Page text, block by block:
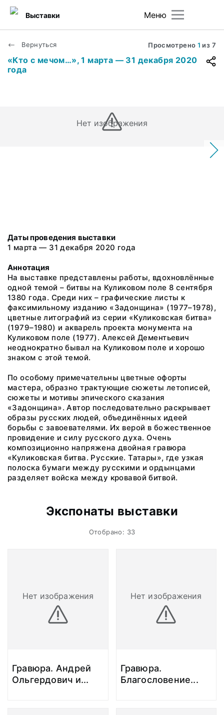
Меню
Выставки
Вернуться Просмотрено 1 из 7
«Кто с мечом…», 1 марта — 31 декабря 2020
года
Нет изображения
Даты проведения выставки
1 марта — 31 декабря 2020 года
Аннотация
На выставке представлены работы, вдохновлённые
одной темой – битвы на Куликовом поле 8 сентября
1380 года. Среди них – графические листы к
факсимильному изданию «Задонщина» (1977–1978),
цветные литографий из серии «Куликовская битва»
(1979–1980) и акварель проекта монумента на
Куликовом поле (1977). Алексей Дементьевич
неоднократно бывал на Куликовом поле и хорошо
знаком с этой темой.
По особому примечательны цветные офорты
мастера, образно трактующие сюжеты летописей,
сюжеты и мотивы эпического сказания
«Задонщина». Автор последовательно раскрывает
образы русских людей, объединённых идеей
борьбы с завоевателями. Их верой в божественное
провидение и силу русского духа. Очень
композиционно напряжена двойная гравюра
«Куликовская битва. Русские. Татары», где узкая
полоска бумаги между русскими и ордынцами
разделяет войска между кровавой битвой.
Экспонаты выставки
Отобрано: 33
Нет изображения
Гравюра. Андрей
Ольгердович и...
Нет изображения
Гравюра.
Благословение...